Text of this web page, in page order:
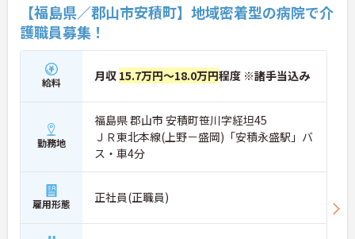
【福島県／郡山市安積町】地域密着型の病院で介
護職員募集！
給料 月収 15.7万円～18.0万円程度 ※諸手当込み
勤務地
福島県 郡山市 安積町笹川字経坦45
ＪＲ東北本線(上野－盛岡)「安積永盛駅」バ
ス・車4分
雇用形態 正社員(正職員)